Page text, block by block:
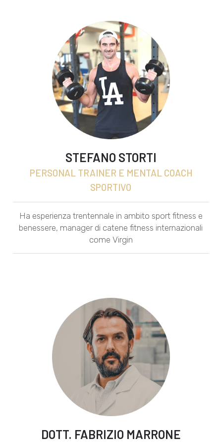
STEFANO STORTI
PERSONAL TRAINER E MENTAL COACH
SPORTIVO
Ha esperienza trentennale in ambito sport fitness e
benessere, manager di catene fitness internazionali
come Virgin
DOTT. FABRIZIO MARRONE